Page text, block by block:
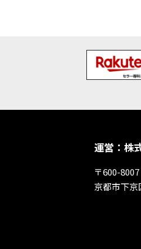
運営：株
〒600-8007
京都市下